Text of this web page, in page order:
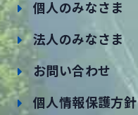
個人のみなさま
法人のみなさま
お問い合わせ
個人情報保護方針